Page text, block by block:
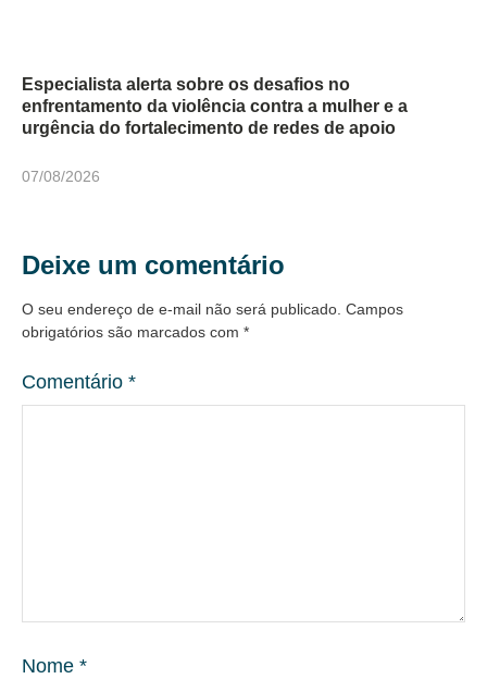
Especialista alerta sobre os desafios no
enfrentamento da violência contra a mulher e a
urgência do fortalecimento de redes de apoio
07/08/2026
Deixe um comentário
O seu endereço de e-mail não será publicado. Campos
obrigatórios são marcados com *
Comentário *
Nome *